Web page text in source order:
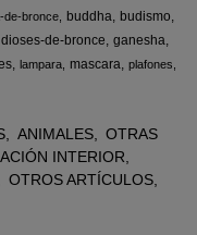
de-bronce buddha
budismo
dioses-de-bronce ganesha
lampara mascara plafones
ANIMALES
OTRAS
INTERIOR
OTROS ARTÍCULOS